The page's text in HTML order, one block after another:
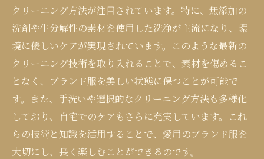
クリーニング方法が注目されています。特に、無添加の
洗剤や生分解性の素材を使用した洗浄が主流になり、環
境に優しいケアが実現されています。このような最新の
クリーニング技術を取り入れることで、素材を傷めるこ
となく、ブランド服を美しい状態に保つことが可能で
す。また、手洗いや選択的なクリーニング方法も多様化
しており、自宅でのケアもさらに充実しています。これ
らの技術と知識を活用することで、愛用のブランド服を
大切にし、長く楽しむことができるのです。